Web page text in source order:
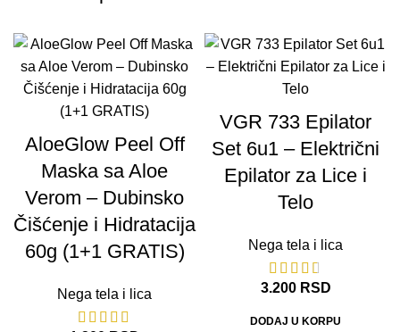
AloeGlow Peel Off
Maska sa Aloe
Verom – Dubinsko
Čišćenje i Hidratacija
60g (1+1 GRATIS)
Nega tela i lica
VGR 733 Epilator
Set 6u1 – Električni
Epilator za Lice i
Telo
Nega tela i lica
3.200 RSD
DODAJ U KORPU